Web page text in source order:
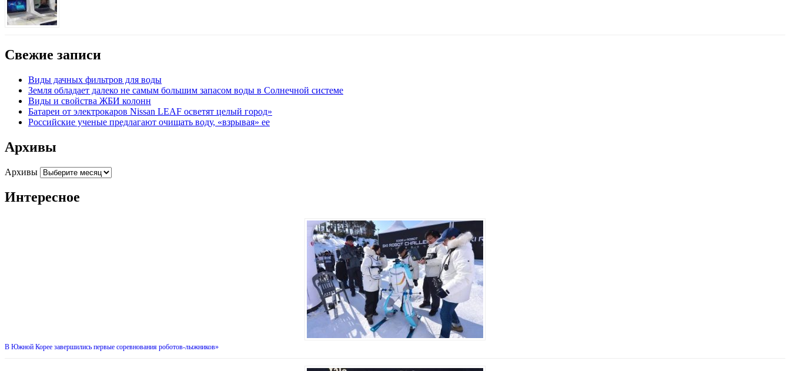
Свежие записи
Виды дачных фильтров для воды
Земля обладает далеко не самым большим запасом воды в Солнечной системе
Виды и свойства ЖБИ колонн
Батареи от электрокаров Nissan LEAF осветят целый город»
Российские ученые предлагают очищать воду, «взрывая» ее
Архивы
Архивы
Интересное
В Южной Корее завершились первые соревнования роботов-лыжников»